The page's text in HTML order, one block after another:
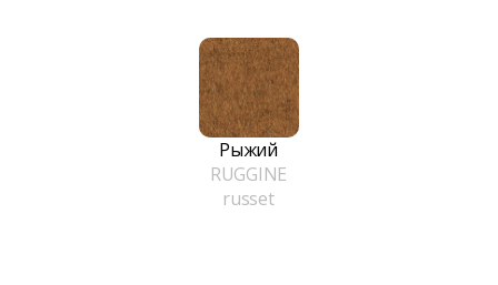
Рыжий
RUGGINE
russet